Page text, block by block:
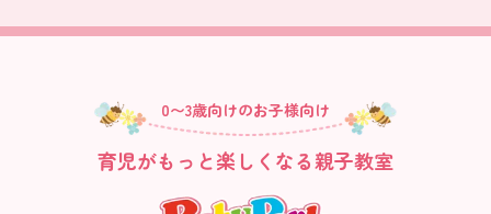
0〜3歳向けのお子様向け
育児がもっと楽しくなる親子教室